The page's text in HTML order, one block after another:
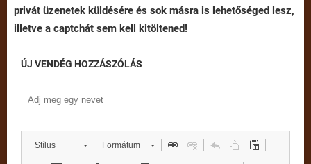
privát üzenetek küldésére és sok másra is lehetőséged lesz,
illetve a captchát sem kell kitöltened!
ÚJ VENDÉG HOZZÁSZÓLÁS
Stílus Formátum